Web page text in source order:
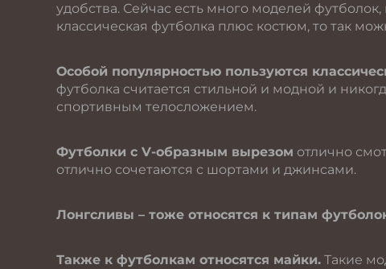
удобства. Сейчас есть много моделей
классическая футболка плюс костюм, то так
Особой популярностью пользуются
футболка считается стильной и модной и
спортивным телосложением.
Футболки с V-образным вырезом отлично
отлично сочетаются с шортами и джинсами.
Лонгсливы – тоже относятся к типам
Также к футболкам относятся майки. Такие